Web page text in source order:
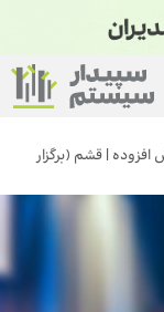
| قشم (برگزار